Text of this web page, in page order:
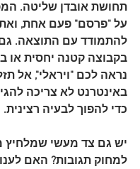
תחושת אובדן שליטה.
על "פרסם" פעם אחת,
להתמודד עם התוצאה.
בקבוצה קטנה יחסית או
נראה לכם "ויראלי", אל
באינטרנט לא צריכה
כדי להפוך לבעיה רצינית.
יש גם צד מעשי שמלחיץ
למחוק תגובות? האם